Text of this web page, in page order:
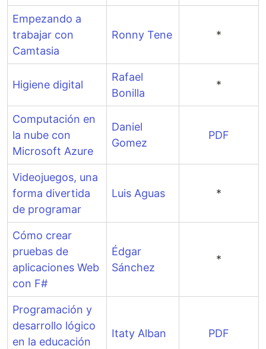
Empezando a
trabajar con
Camtasia
Ronny Tene *
Higiene digital
Rafael
Bonilla
*
Computación en
la nube con
Microsoft Azure
Daniel
Gomez
PDF
Videojuegos, una
forma divertida
de programar
Luis Aguas *
Cómo crear
pruebas de
aplicaciones Web
con F#
Édgar
Sánchez
*
Programación y
desarrollo lógico
en la educación
Itaty Alban PDF